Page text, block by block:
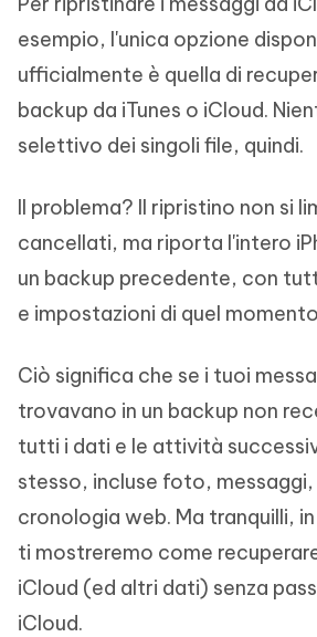
esempio, l'unica opzione
ufficialmente è quella di
backup da iTunes o iCloud.
selettivo dei singoli file, quindi.
Il problema? Il ripristino non si
cancellati, ma riporta l'intero
un backup precedente, con
e impostazioni di quel
Ciò significa che se i tuoi
trovavano in un backup non
tutti i dati e le attività
stesso, incluse foto,
cronologia web. Ma tranquilli,
ti mostreremo come
iCloud (ed altri dati) senza
iCloud.